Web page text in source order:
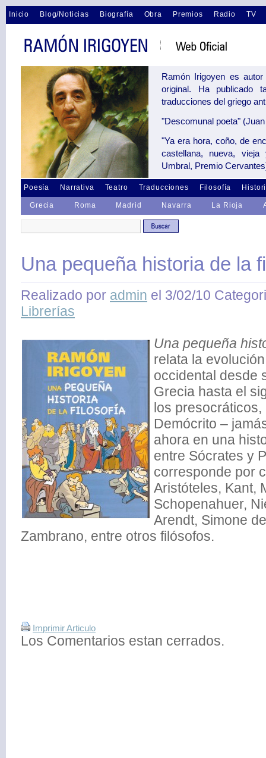
Inicio Blog/Noticias Biografía Obra Premios Radio TV
Ramón Irigoyen es
original. Ha publicado
traducciones del griego
"Descomunal poeta"
"Ya era hora, coño, de
castellana, nueva, vieja
Umbral, Premio
Poesía Narrativa Teatro Traducciones Filosofía
Grecia Roma Madrid Navarra La Rioja
Una pequeña historia de la
Realizado por admin el 3/02/10
Librerías
Una pequeña
relata la
occidental desde
Grecia hasta el
los presocráticos,
Demócrito –
ahora en una
entre Sócrates y
corresponde por
Aristóteles, Kant,
Schopenahuer,
Arendt, Simone
Zambrano, entre otros filósofos.
Imprimir Articulo
Los Comentarios estan cerrados.